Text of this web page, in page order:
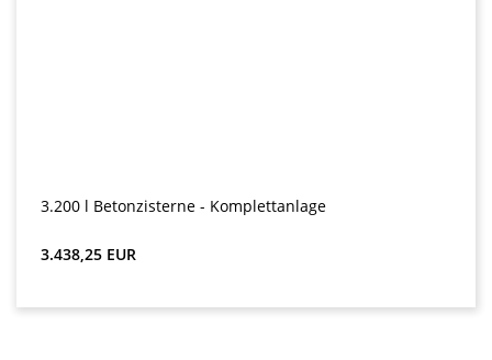
3.200 l Betonzisterne - Komplettanlage
Preț obișnuit:
3.438,25 EUR